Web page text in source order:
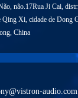
não.17Rua Ji Cai,
Qing Xi, cidade de Dong
China
audio.com